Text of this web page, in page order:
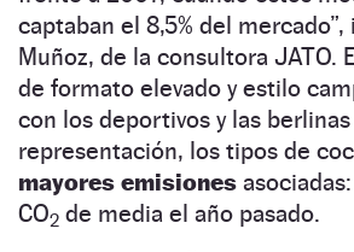
captaban el 8,5% del
Muñoz, de la consultora JATO.
de formato elevado y estilo
con los deportivos y las
representación, los tipos de
mayores emisiones
CO2 de media el año pasado.